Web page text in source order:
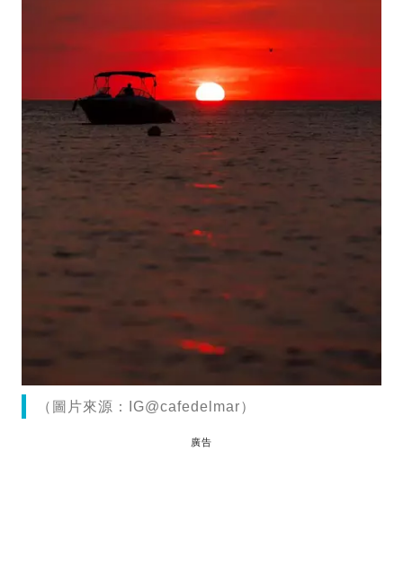
（圖片來源：IG@cafedelmar）
廣告